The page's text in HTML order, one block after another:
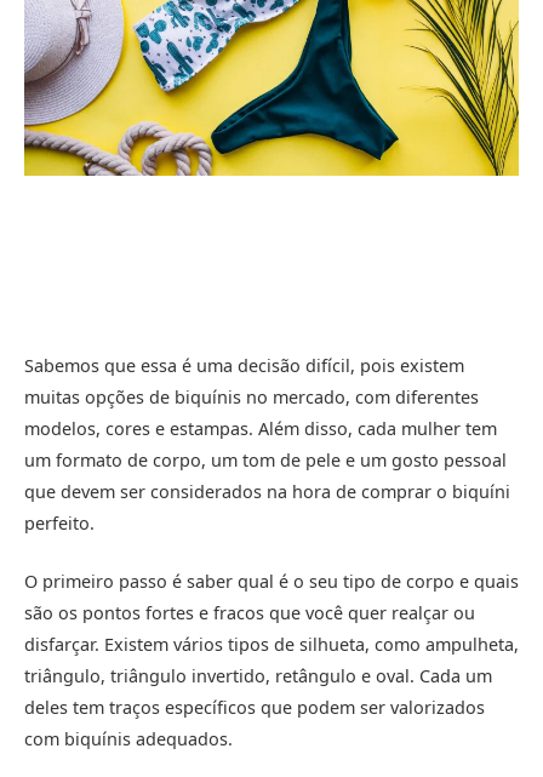
Sabemos que essa é uma decisão difícil, pois existem
muitas opções de biquínis no mercado, com diferentes
modelos, cores e estampas. Além disso, cada mulher tem
um formato de corpo, um tom de pele e um gosto pessoal
que devem ser considerados na hora de comprar o biquíni
perfeito.
O primeiro passo é saber qual é o seu tipo de corpo e quais
são os pontos fortes e fracos que você quer realçar ou
disfarçar. Existem vários tipos de silhueta, como ampulheta,
triângulo, triângulo invertido, retângulo e oval. Cada um
deles tem traços específicos que podem ser valorizados
com biquínis adequados.